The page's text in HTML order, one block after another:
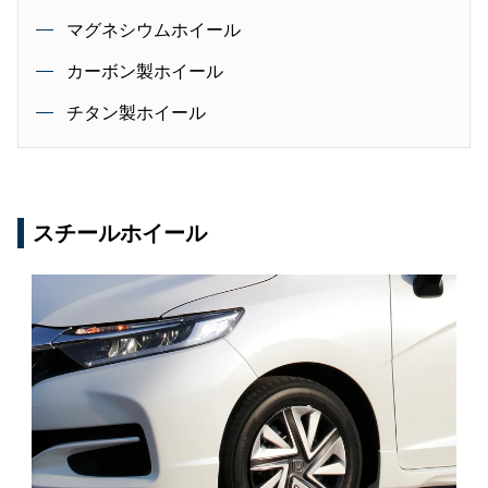
マグネシウムホイール
カーボン製ホイール
チタン製ホイール
スチールホイール